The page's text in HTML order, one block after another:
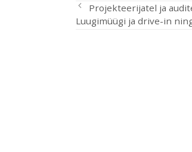
Projekteerijatel ja
Luugimüügi ja drive-in